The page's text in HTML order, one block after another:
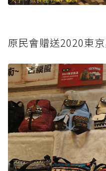
原民會贈送2020東